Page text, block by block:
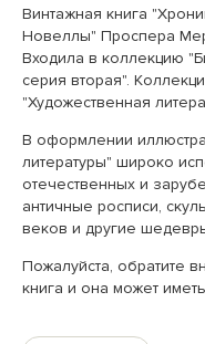
Винтажная книга
Новеллы" Проспера
Входила в коллекцию
серия вторая".
"Художественная
В оформлении
литературы" широко
отечественных и
античные росписи,
веков и другие
Пожалуйста, обратите
книга и она может